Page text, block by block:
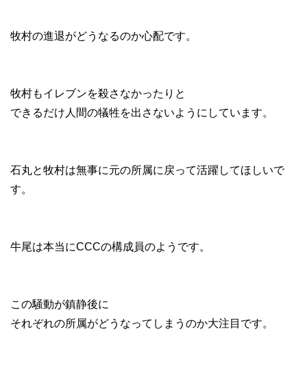
牧村の進退がどうなるのか心配です。
牧村もイレブンを殺さなかったりと
できるだけ人間の犠牲を出さないようにしています。
石丸と牧村は無事に元の所属に戻って活躍してほしいで
す。
牛尾は本当にCCCの構成員のようです。
この騒動が鎮静後に
それぞれの所属がどうなってしまうのか大注目です。